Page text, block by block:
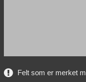
Felt som er merket